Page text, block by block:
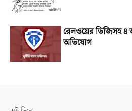
রেলওয়ের ডিজিসহ ৪
অভিযোগ